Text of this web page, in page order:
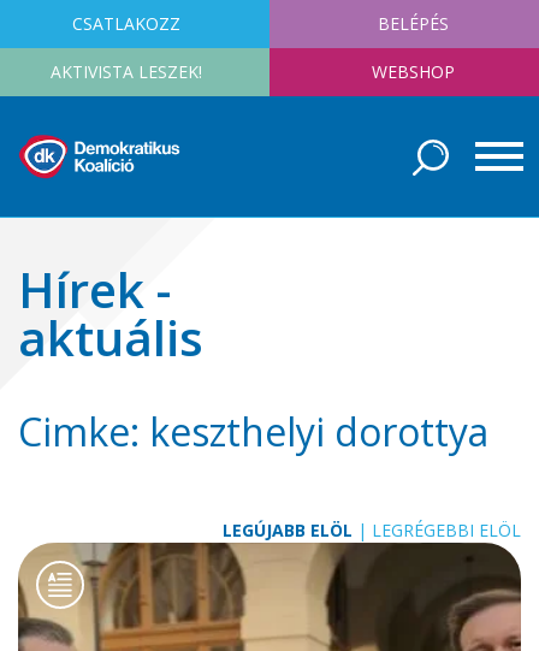
CSATLAKOZZ BELÉPÉS
AKTIVISTA LESZEK! WEBSHOP
Hírek -
aktuális
Cimke: keszthelyi dorottya
LEGÚJABB ELÖL | LEGRÉGEBBI ELÖL